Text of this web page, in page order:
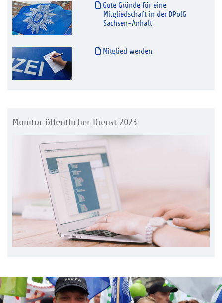
Gute Gründe für eine
Mitgliedschaft in der DPolG
Sachsen-Anhalt
Mitglied werden
Monitor öffentlicher Dienst 2023